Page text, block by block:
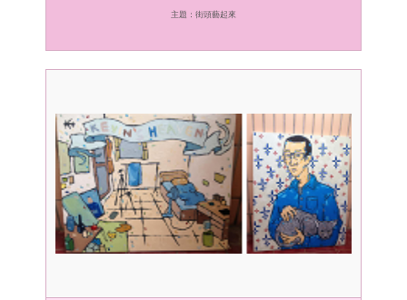
主題：街頭藝起來